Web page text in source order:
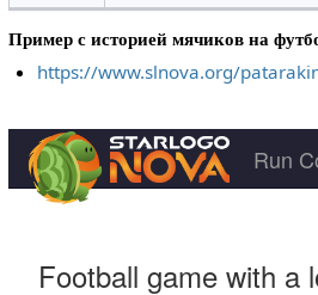
Пример с историей мячиков на
https://www.slnova.org/